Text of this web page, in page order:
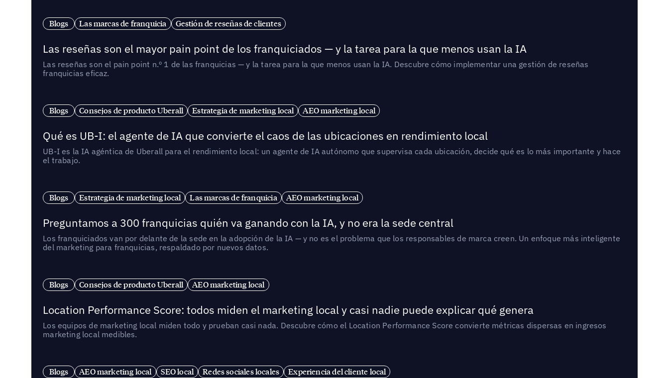
Blogs Las marcas de franquicia Gestión de reseñas de clientes
Las reseñas son el mayor pain point de los franquiciados — y la tarea para la que menos usan la IA
Las reseñas son el pain point n.º 1 de las franquicias — y la tarea para la que menos usan la IA. Descubre cómo implementar una gestión de reseñas
franquicias eficaz.
Blogs Consejos de producto Uberall Estrategia de marketing local AEO marketing local
Qué es UB-I: el agente de IA que convierte el caos de las ubicaciones en rendimiento local
UB-I es la IA agéntica de Uberall para el rendimiento local: un agente de IA autónomo que supervisa cada ubicación, decide qué es lo más importante y hace
el trabajo.
Blogs Estrategia de marketing local Las marcas de franquicia AEO marketing local
Preguntamos a 300 franquicias quién va ganando con la IA, y no era la sede central
Los franquiciados van por delante de la sede en la adopción de la IA — y no es el problema que los responsables de marca creen. Un enfoque más inteligente
del marketing para franquicias, respaldado por nuevos datos.
Blogs Consejos de producto Uberall AEO marketing local
Location Performance Score: todos miden el marketing local y casi nadie puede explicar qué genera
Los equipos de marketing local miden todo y prueban casi nada. Descubre cómo el Location Performance Score convierte métricas dispersas en ingresos
marketing local medibles.
Blogs AEO marketing local SEO local Redes sociales locales Experiencia del cliente local